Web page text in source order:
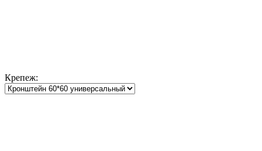
Крепеж: